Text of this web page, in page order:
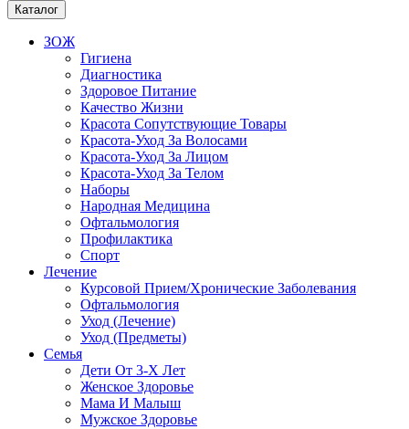
Каталог
ЗОЖ
Гигиена
Диагностика
Здоровое Питание
Качество Жизни
Красота Сопутствующие Товары
Красота-Уход За Волосами
Красота-Уход За Лицом
Красота-Уход За Телом
Наборы
Народная Медицина
Офтальмология
Профилактика
Спорт
Лечение
Курсовой Прием/Хронические Заболевания
Офтальмология
Уход (Лечение)
Уход (Предметы)
Семья
Дети От 3-Х Лет
Женское Здоровье
Мама И Малыш
Мужское Здоровье